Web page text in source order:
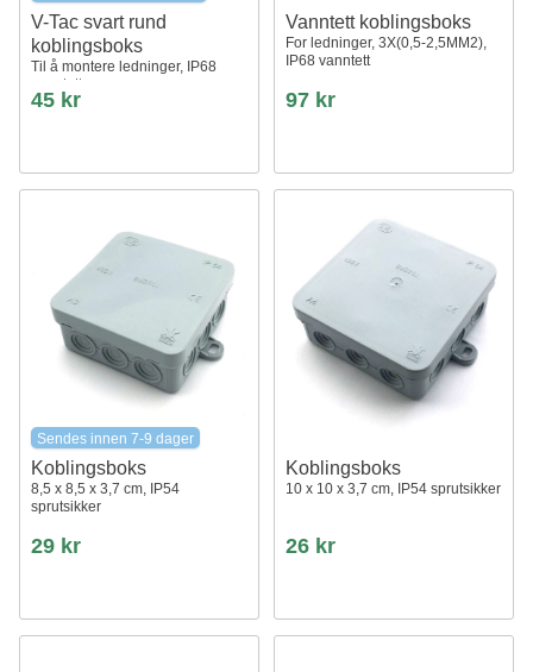
V-Tac svart rund
koblingsboks
Til å montere ledninger, IP68
vanntett
45 kr
Vanntett koblingsboks
For ledninger, 3X(0,5-2,5MM2),
IP68 vanntett
97 kr
Sendes innen 7-9 dager
Koblingsboks
8,5 x 8,5 x 3,7 cm, IP54
sprutsikker
29 kr
Koblingsboks
10 x 10 x 3,7 cm, IP54 sprutsikker
26 kr